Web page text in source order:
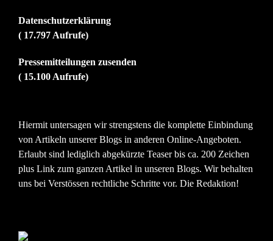
Datenschutzerklärung
( 17.797 Aufrufe)
Pressemitteilungen zusenden
( 15.100 Aufrufe)
Hiermit untersagen wir strengstens die komplette Einbindung
von Artikeln unserer Blogs in anderen Online-Angeboten.
Erlaubt sind lediglich abgekürzte Teaser bis ca. 200 Zeichen
plus Link zum ganzen Artikel in unseren Blogs. Wir behalten
uns bei Verstössen rechtliche Schritte vor. Die Redaktion!